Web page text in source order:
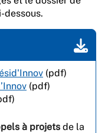
dessous.
(pdf)
(pdf)
à projets de la